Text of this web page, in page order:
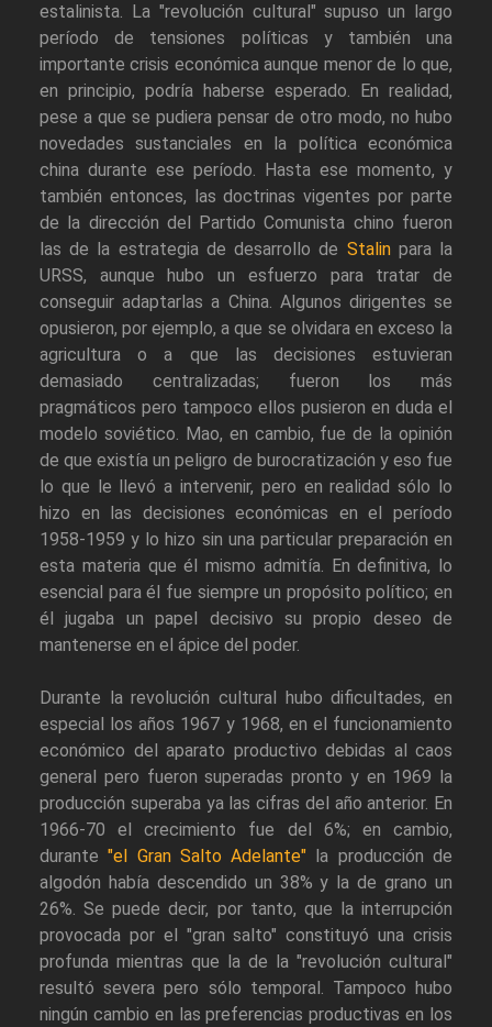
estalinista. La "revolución cultural" supuso un largo
período de tensiones políticas y también una
importante crisis económica aunque menor de lo que,
en principio, podría haberse esperado. En realidad,
pese a que se pudiera pensar de otro modo, no hubo
novedades sustanciales en la política económica
china durante ese período. Hasta ese momento, y
también entonces, las doctrinas vigentes por parte
de la dirección del Partido Comunista chino fueron
las de la estrategia de desarrollo de Stalinpara la
URSS, aunque hubo un esfuerzo para tratar de
conseguir adaptarlas a China. Algunos dirigentes se
opusieron, por ejemplo, a que se olvidara en exceso la
agricultura o a que las decisiones estuvieran
demasiado centralizadas; fueron los más
pragmáticos pero tampoco ellos pusieron en duda el
modelo soviético. Mao, en cambio, fue de la opinión
de que existía un peligro de burocratización y eso fue
lo que le llevó a intervenir, pero en realidad sólo lo
hizo en las decisiones económicas en el período
1958-1959 y lo hizo sin una particular preparación en
esta materia que él mismo admitía. En definitiva, lo
esencial para él fue siempre un propósito político; en
él jugaba un papel decisivo su propio deseo de
mantenerse en el ápice del poder.
Durante la revolución cultural hubo dificultades, en
especial los años 1967 y 1968, en el funcionamiento
económico del aparato productivo debidas al caos
general pero fueron superadas pronto y en 1969 la
producción superaba ya las cifras del año anterior. En
1966-70 el crecimiento fue del 6%; en cambio,
durante"el Gran Salto Adelante" la producción de
algodón había descendido un 38% y la de grano un
26%. Se puede decir, por tanto, que la interrupción
provocada por el "gran salto" constituyó una crisis
profunda mientras que la de la "revolución cultural"
resultó severa pero sólo temporal. Tampoco hubo
ningún cambio en las preferencias productivas en los